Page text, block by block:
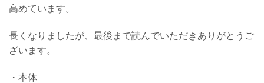
高めています。
長くなりましたが、最後まで読んでいただきありがとうご
ざいます。
・本体